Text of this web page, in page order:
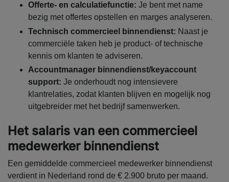
Offerte- en calculatiefunctie: Je bent met name
bezig met offertes opstellen en marges analyseren.
Technisch commercieel binnendienst: Naast je
commerciële taken heb je product- of technische
kennis om klanten te adviseren.
Accountmanager binnendienst/keyaccount
support: Je onderhoudt nog intensievere
klantrelaties, zodat klanten blijven en mogelijk nog
uitgebreider met het bedrijf samenwerken.
Het salaris van een commercieel
medewerker binnendienst
Een gemiddelde commercieel medewerker binnendienst
verdient in Nederland rond de € 2.900 bruto per maand.